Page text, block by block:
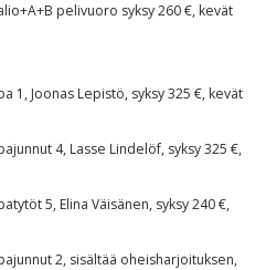
pelivuoro syksy 260 €, kevät
1, Joonas Lepistö, syksy 325 €, kevät
4, Lasse Lindelöf, syksy 325 €,
5, Elina Väisänen, syksy 240 €,
2, sisältää oheisharjoituksen,